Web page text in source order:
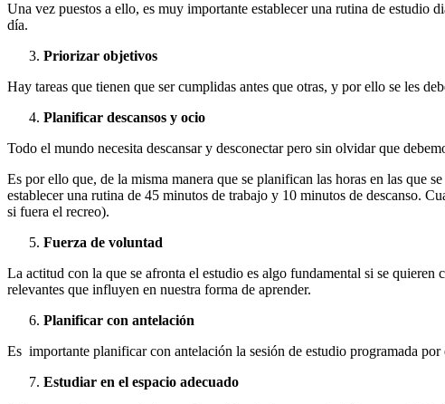
Una vez puestos a ello, es muy importante establecer una rutina de estudio
día.
Priorizar objetivos
Hay tareas que tienen que ser cumplidas antes que otras, y por ello se les
Planificar descansos y ocio
Todo el mundo necesita descansar y desconectar pero sin olvidar que
Es por ello que, de la misma manera que se planifican las horas en las que
establecer una rutina de 45 minutos de trabajo y 10 minutos de descanso.
si fuera el recreo).
Fuerza de voluntad
La actitud con la que se afronta el estudio es algo fundamental si se
relevantes que influyen en nuestra forma de aprender.
Planificar con antelación
Es importante planificar con antelación la sesión de estudio programada
Estudiar en el espacio adecuado